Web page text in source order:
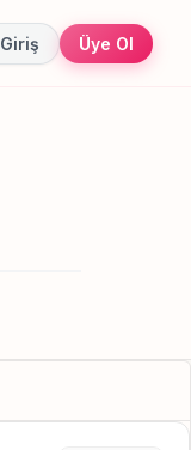
Giriş Üye Ol